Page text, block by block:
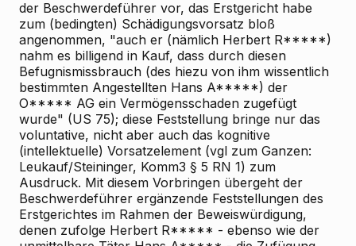
der Beschwerdeführer vor, das Erstgericht habe
zum (bedingten) Schädigungsvorsatz bloß
angenommen, "auch er (nämlich Herbert R*****)
nahm es billigend in Kauf, dass durch diesen
Befugnismissbrauch (des hiezu von ihm wissentlich
bestimmten Angestellten Hans A*****) der
O***** AG ein Vermögensschaden zugefügt
wurde" (US 75); diese Feststellung bringe nur das
voluntative, nicht aber auch das kognitive
(intellektuelle) Vorsatzelement (vgl zum Ganzen:
Leukauf/Steininger, Komm3 § 5 RN 1) zum
Ausdruck. Mit diesem Vorbringen übergeht der
Beschwerdeführer ergänzende Feststellungen des
Erstgerichtes im Rahmen der Beweiswürdigung,
denen zufolge Herbert R***** - ebenso wie der